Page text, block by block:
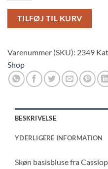
TILFØJ TIL KURV
Varenummer (SKU): 2349
Shop
BESKRIVELSE
YDERLIGERE INFORMATION
Skøn basisbluse fra